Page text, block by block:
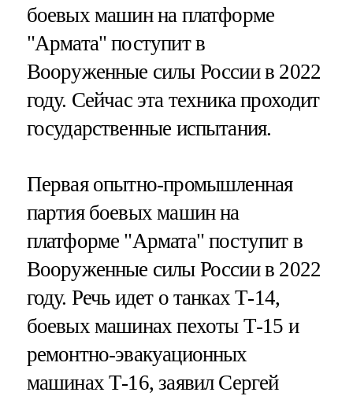
боевых машин на платформе
"Армата" поступит в
Вооруженные силы России в 2022
году. Сейчас эта техника проходит
государственные испытания.
Первая опытно-промышленная
партия боевых машин на
платформе "Армата" поступит в
Вооруженные силы России в 2022
году. Речь идет о танках Т-14,
боевых машинах пехоты Т-15 и
ремонтно-эвакуационных
машинах Т-16, заявил Сергей